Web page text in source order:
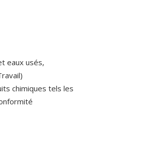
eaux usés,
chimiques tels les